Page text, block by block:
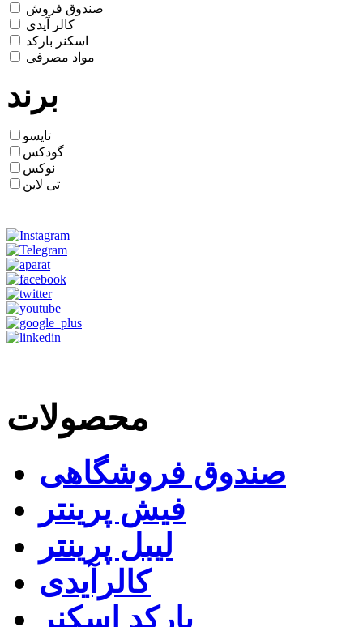
صندوق فروش
کالر آیدی
اسکنر بارکد
مواد مصرفی
برند
تایسو
گودکس
نوکس
تی لاین
محصولات
صندوق فروشگاهی
فیش پرینتر
لیبل پرینتر
کالرآیدی
بارکد اسکنر